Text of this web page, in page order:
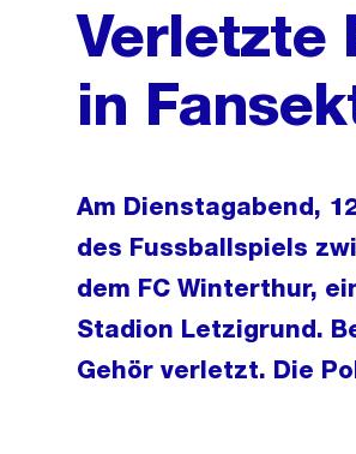
Verletzte
in
Am Dienstagabend,
des Fussballspiels
dem FC Winterthur,
Stadion Letzigrund.
Gehör verletzt. Die